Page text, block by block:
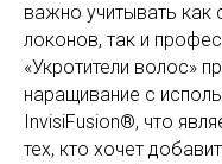
важно учитывать как
локонов, так и
«Укротители волос»
наращивание с
InvisiFusion®, что
тех, кто хочет